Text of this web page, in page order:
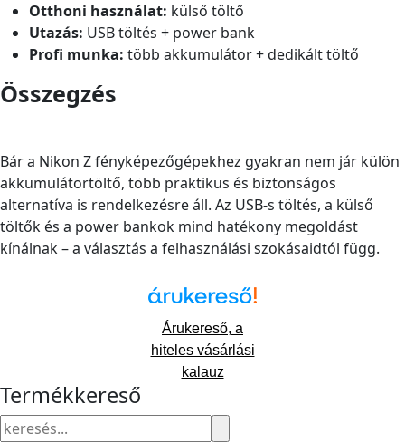
Otthoni használat: külső töltő
Utazás: USB töltés + power bank
Profi munka: több akkumulátor + dedikált töltő
Összegzés
Bár a Nikon Z fényképezőgépekhez gyakran nem jár külön
akkumulátortöltő, több praktikus és biztonságos
alternatíva is rendelkezésre áll. Az USB-s töltés, a külső
töltők és a power bankok mind hatékony megoldást
kínálnak – a választás a felhasználási szokásaidtól függ.
Árukereső, a
hiteles vásárlási
kalauz
Termékkereső